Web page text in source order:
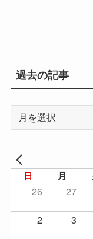
過去の記事
記
事 日 月
26 27
2
3